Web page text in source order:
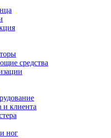
средства
и клиента
ног